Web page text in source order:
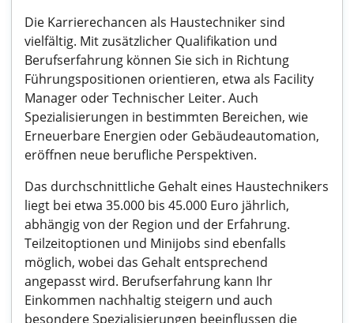
Die Karrierechancen als Haustechniker sind
vielfältig. Mit zusätzlicher Qualifikation und
Berufserfahrung können Sie sich in Richtung
Führungspositionen orientieren, etwa als Facility
Manager oder Technischer Leiter. Auch
Spezialisierungen in bestimmten Bereichen, wie
Erneuerbare Energien oder Gebäudeautomation,
eröffnen neue berufliche Perspektiven.
Das durchschnittliche Gehalt eines Haustechnikers
liegt bei etwa 35.000 bis 45.000 Euro jährlich,
abhängig von der Region und der Erfahrung.
Teilzeitoptionen und Minijobs sind ebenfalls
möglich, wobei das Gehalt entsprechend
angepasst wird. Berufserfahrung kann Ihr
Einkommen nachhaltig steigern und auch
besondere Spezialisierungen beeinflussen die